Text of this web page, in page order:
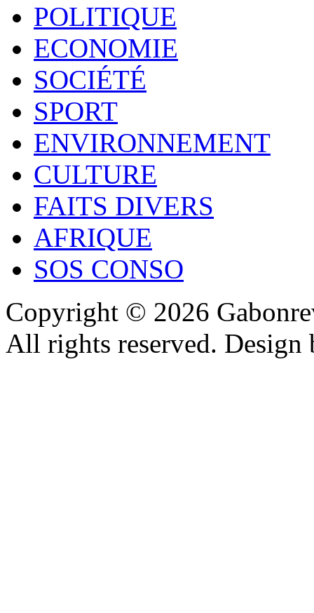
POLITIQUE
ECONOMIE
SOCIÉTÉ
SPORT
ENVIRONNEMENT
CULTURE
FAITS DIVERS
AFRIQUE
SOS CONSO
Copyright © 2026
All rights reserved.